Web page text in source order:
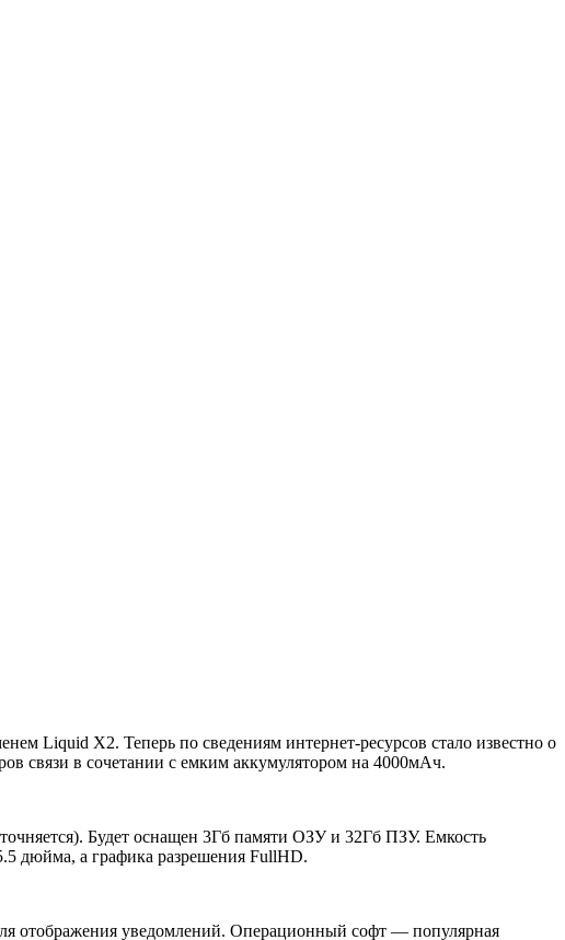
Liquid X2. Теперь по сведениям интернет-ресурсов стало известно о
связи в сочетании с емким аккумулятором на 4000мАч.
Будет оснащен 3Гб памяти ОЗУ и 32Гб ПЗУ. Емкость
дюйма, а графика разрешения FullHD.
отображения уведомлений. Операционный софт — популярная